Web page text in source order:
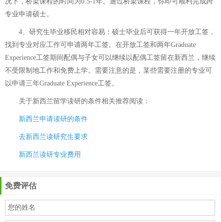
专业申请硕士。
4、研究生毕业移民相对容易：硕士毕业后可获得一年开放工签，
找到专业对应工作可申请两年工签。在开放工签和两年Graduate
Experience工签期间配偶与子女可以继续以配偶工签留在新西兰，继续
不受限制地工作和免费上学。需要注意的是，某些需要注册的专业可
以申请三年Graduate Experience工签。
关于新西兰留学读研的条件相关推荐阅读：
新西兰申请读研的条件
去新西兰读研究生要求
新西兰读研专业费用
免费评估